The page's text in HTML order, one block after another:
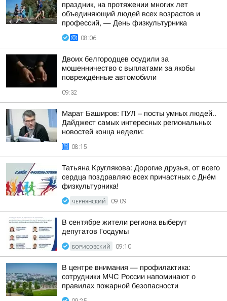
праздник, на протяжении многих лет
объединяющий людей всех возрастов и
профессий, — День физкультурника
08:06
Двоих белгородцев осудили за
мошенничество с выплатами за якобы
повреждённые автомобили
09:32
Марат Баширов: ПУЛ – посты умных людей..
Дайджест самых интересных региональных
новостей конца недели:
08:15
Татьяна Круглякова: Дорогие друзья, от всего
сердца поздравляю всех причастных с Днём
физкультурника!
ЧЕРНЯНСКИЙ 09:09
В сентябре жители региона выберут
депутатов Госдумы
БОРИСОВСКИЙ 09:10
В центре внимания — профилактика:
сотрудники МЧС России напоминают о
правилах пожарной безопасности